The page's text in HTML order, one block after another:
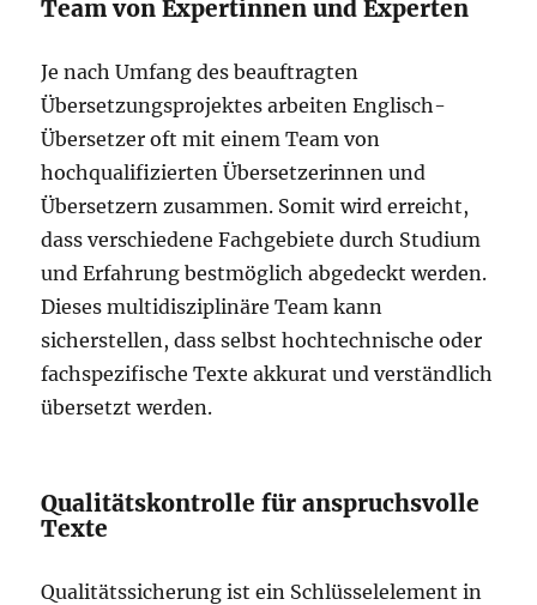
Team von Expertinnen und Experten
Je nach Umfang des beauftragten
Übersetzungsprojektes arbeiten Englisch-
Übersetzer oft mit einem Team von
hochqualifizierten Übersetzerinnen und
Übersetzern zusammen. Somit wird erreicht,
dass verschiedene Fachgebiete durch Studium
und Erfahrung bestmöglich abgedeckt werden.
Dieses multidisziplinäre Team kann
sicherstellen, dass selbst hochtechnische oder
fachspezifische Texte akkurat und verständlich
übersetzt werden.
Qualitätskontrolle für anspruchsvolle
Texte
Qualitätssicherung ist ein Schlüsselelement in